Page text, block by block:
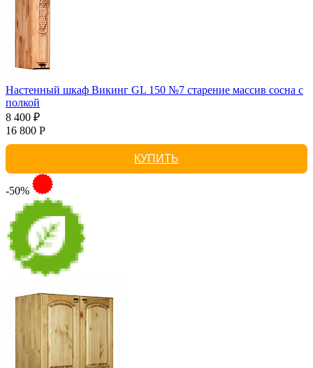
Настенный шкаф Викинг GL 150 №7 старение массив сосна с
полкой
8 400 ₽
16 800 Р
КУПИТЬ
-50%